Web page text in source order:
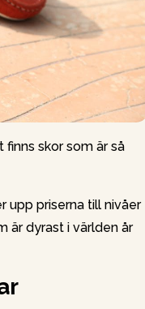
finns skor som är så
upp priserna till nivåer
är dyrast i världen år